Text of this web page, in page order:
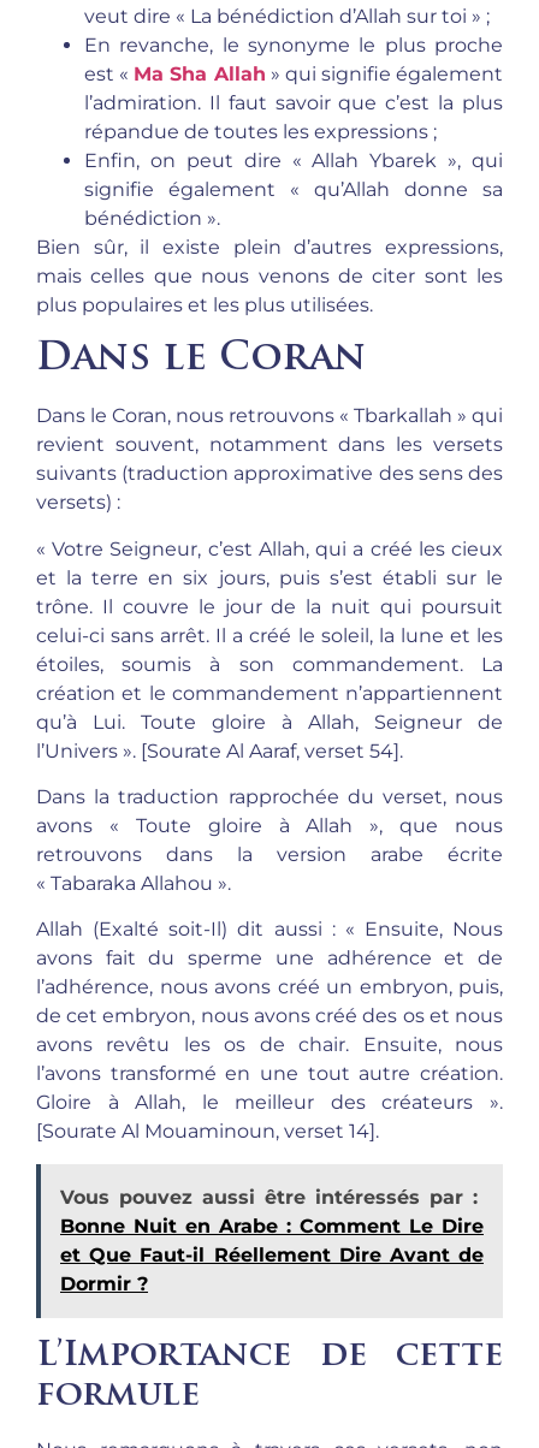
veut dire « La bénédiction d’Allah sur toi » ;
En revanche, le synonyme le plus proche
est « Ma Sha Allah » qui signifie également
l’admiration. Il faut savoir que c’est la plus
répandue de toutes les expressions ;
Enfin, on peut dire « Allah Ybarek », qui
signifie également « qu’Allah donne sa
bénédiction ».
Bien sûr, il existe plein d’autres expressions,
mais celles que nous venons de citer sont les
plus populaires et les plus utilisées.
Dans le Coran
Dans le Coran, nous retrouvons « Tbarkallah » qui
revient souvent, notamment dans les versets
suivants (traduction approximative des sens des
versets) :
« Votre Seigneur, c’est Allah, qui a créé les cieux
et la terre en six jours, puis s’est établi sur le
trône. Il couvre le jour de la nuit qui poursuit
celui-ci sans arrêt. Il a créé le soleil, la lune et les
étoiles, soumis à son commandement. La
création et le commandement n’appartiennent
qu’à Lui. Toute gloire à Allah, Seigneur de
l’Univers ». [Sourate Al Aaraf, verset 54].
Dans la traduction rapprochée du verset, nous
avons « Toute gloire à Allah », que nous
retrouvons dans la version arabe écrite
« Tabaraka Allahou ».
Allah (Exalté soit-Il) dit aussi : « Ensuite, Nous
avons fait du sperme une adhérence et de
l’adhérence, nous avons créé un embryon, puis,
de cet embryon, nous avons créé des os et nous
avons revêtu les os de chair. Ensuite, nous
l’avons transformé en une tout autre création.
Gloire à Allah, le meilleur des créateurs ».
[Sourate Al Mouaminoun, verset 14].
Vous pouvez aussi être intéressés par :
Bonne Nuit en Arabe : Comment Le Dire
et Que Faut-il Réellement Dire Avant de
Dormir ?
L’Importance de cette
formule